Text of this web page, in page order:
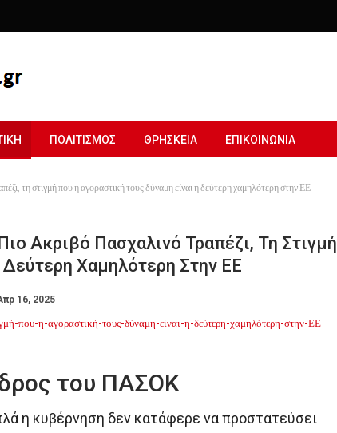
ΠΟΛΙΤΙΣΜΟΣ ΘΡΗΣΚΕΙΑ ΕΠΙΚΟΙΝΩΝΙΑ
τη στιγμή που η αγοραστική τους δύναμη είναι η δεύτερη χαμηλότερη στην ΕΕ
Ακριβό Πασχαλινό Τραπέζι, Τη Στιγμή
Χαμηλότερη Στην ΕΕ
16, 2025
του ΠΑΣΟΚ
η κυβέρνηση δεν κατάφερε να προστατεύσει